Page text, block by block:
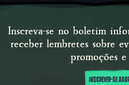
Inscreva-se no boletim
receber lembretes sobre
promoções
INSCREVER-SE